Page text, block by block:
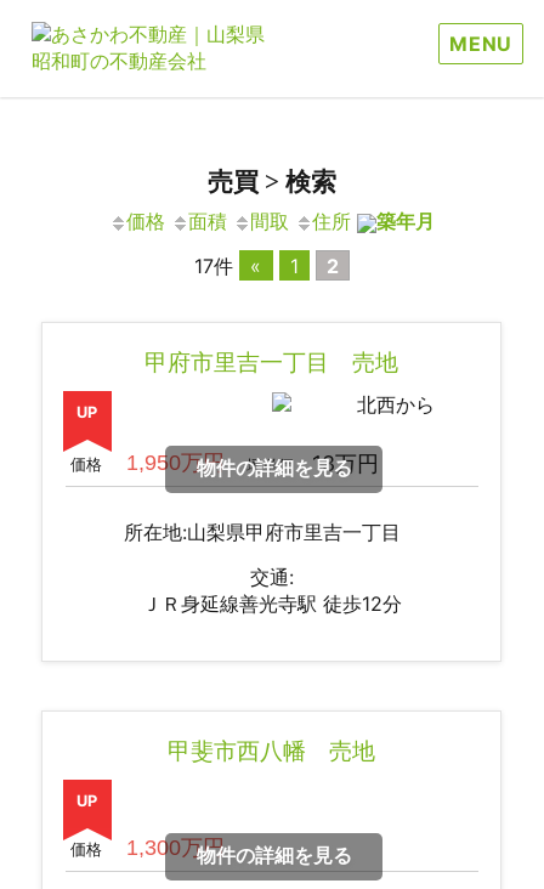
MENU
売買 > 検索
価格 面積 間取 住所
築年月
17件
« 1 2
甲府市里吉一丁目 売地
UP
物件の詳細を見る
価格 1,950万円 坪単価 13万円
所在地:山梨県甲府市里吉一丁目
交通:
ＪＲ身延線善光寺駅 徒歩12分
甲斐市西八幡 売地
UP
物件の詳細を見る
価格 1,300万円